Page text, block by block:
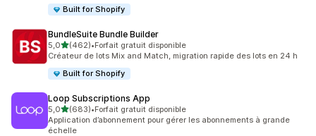
Built for Shopify
BundleSuite Bundle Builder
5,0étoile(s) sur 5
(462)
462 avis au total
•Forfait gratuit disponible
Créateur de lots Mix and Match, migration rapide des lots en 24 h
Built for Shopify
Loop Subscriptions App
5,0étoile(s) sur 5
(683)
683 avis au total
•Forfait gratuit disponible
Application d’abonnement pour gérer les abonnements à grande
échelle